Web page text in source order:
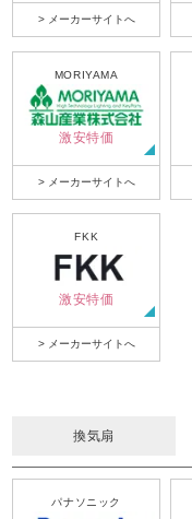
> メーカーサイトへ
MORIYAMA
激安特価
> メーカーサイトへ
FKK
激安特価
> メーカーサイトへ
換気扇
パナソニック